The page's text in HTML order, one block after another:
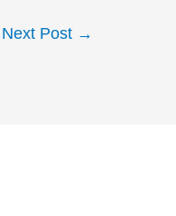
Next Post →